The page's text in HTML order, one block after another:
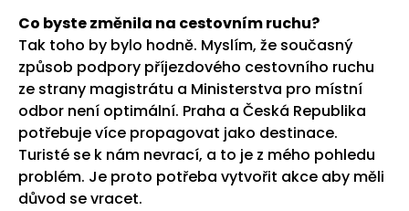
Co byste změnila na cestovním ruchu?
Tak toho by bylo hodně. Myslím, že současný
způsob podpory příjezdového cestovního ruchu
ze strany magistrátu a Ministerstva pro místní
odbor není optimální. Praha a Česká Republika
potřebuje více propagovat jako destinace.
Turisté se k nám nevrací, a to je z mého pohledu
problém. Je proto potřeba vytvořit akce aby měli
důvod se vracet.